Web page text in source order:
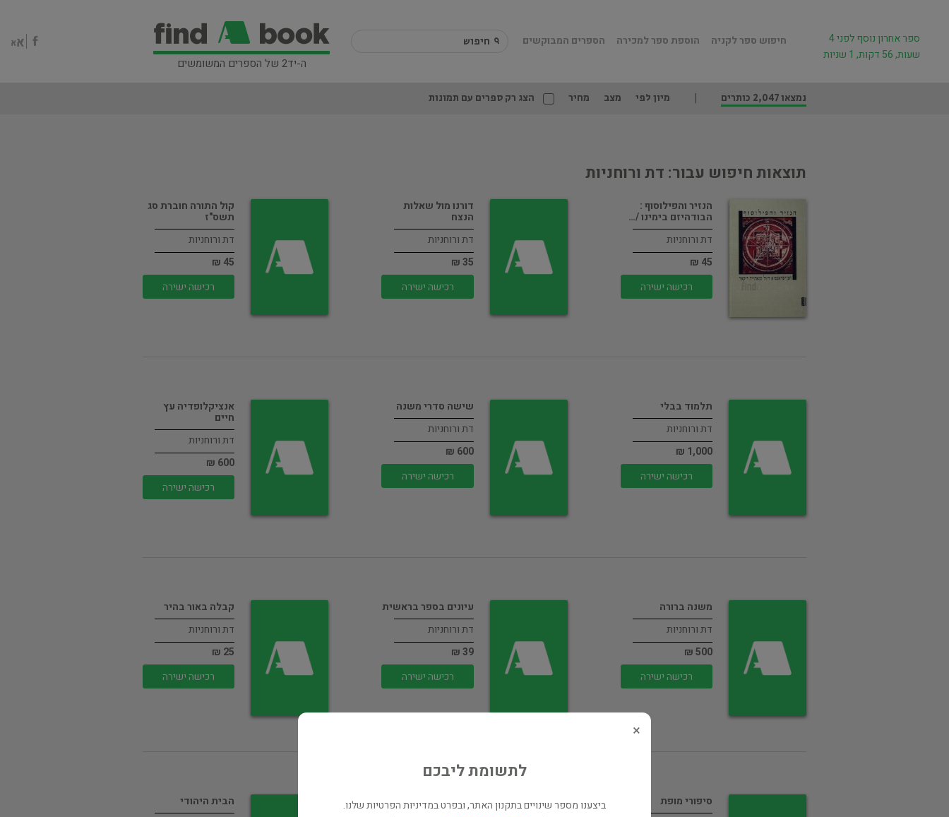
ה-יד2 של הספרים המשומשים
חיפוש ספר לקניה הוספת ספר למכירה הספרים המבוקשים
ספר אחרון נוסף לפני 4
שעות, 56 דקות, 1 שניות
נמצאו 2,047 כותרים מיון לפי מצב מחיר הצג רק ספרים עם תמונות
תוצאות חיפוש עבור: דת ורוחניות
הנזיר והפילוסוף :
הבודהיזם בימינו /…
דת ורוחניות
45 ₪
רכישה ישירה
דורנו מול שאלות
הנצח
דת ורוחניות
35 ₪
רכישה ישירה
קול התורה חוברת סג
תשס"ז
דת ורוחניות
45 ₪
רכישה ישירה
תלמוד בבלי
דת ורוחניות
1,000 ₪
רכישה ישירה
שישה סדרי משנה
דת ורוחניות
600 ₪
רכישה ישירה
אנציקלופדיה עץ
חיים
דת ורוחניות
600 ₪
רכישה ישירה
משנה ברורה
דת ורוחניות
500 ₪
רכישה ישירה
עיונים בספר בראשית
דת ורוחניות
39 ₪
רכישה ישירה
קבלה באור בהיר
דת ורוחניות
25 ₪
רכישה ישירה
סיפורי מופת
ילקוט יוסף
הבית היהודי
×
לתשומת ליבכם
ביצענו מספר שינויים בתקנון האתר, ובפרט במדיניות הפרטיות שלנו.